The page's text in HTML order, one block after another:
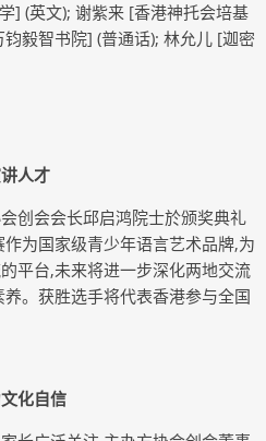
] (英文); 谢紫来 [香港神托会培基
毅智书院] (普通话); 林允儿 [迦密
人才
创会会长邱启鸿院士於颁奖典礼
为国家级青少年语言艺术品牌,为
平台,未来将进一步深化两地交流
。获胜选手将代表香港参与全国
化自信